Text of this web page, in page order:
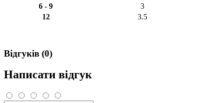
6 - 9
3
12
3.5
Відгуків (0)
Написати відгук